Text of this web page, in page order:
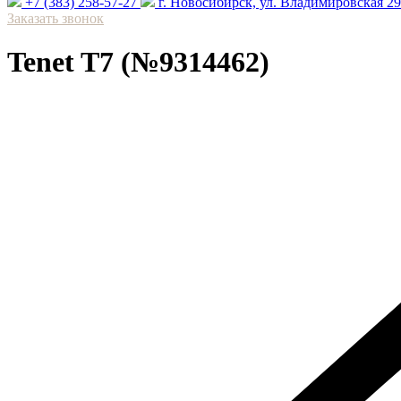
Заказать звонок
Tenet T7 (№9314462)